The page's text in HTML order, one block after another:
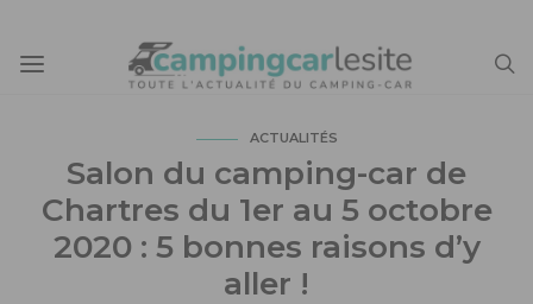
ACTUALITÉS
Salon du camping-car de
Chartres du 1er au 5 octobre
2020 : 5 bonnes raisons d’y
aller !